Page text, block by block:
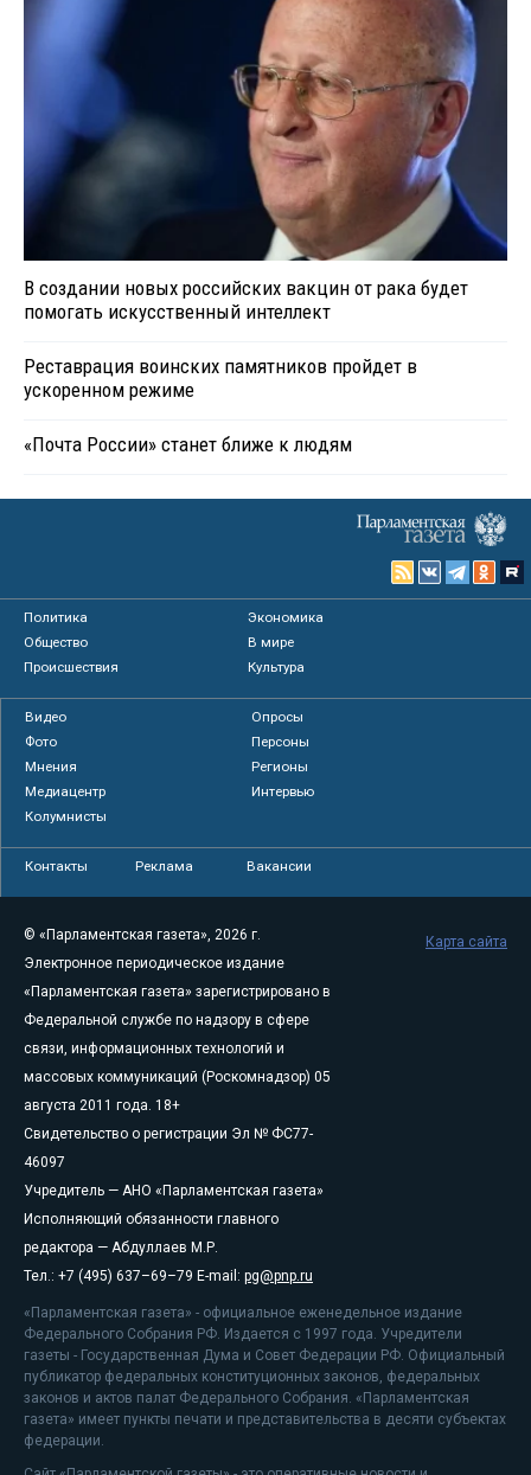
В создании новых российских вакцин от рака будет
помогать искусственный интеллект
Реставрация воинских памятников пройдет в
ускоренном режиме
«Почта России» станет ближе к людям
Политика
Экономика
Общество
В мире
Происшествия
Культура
Видео
Опросы
Фото
Персоны
Мнения
Регионы
Медиацентр
Интервью
Колумнисты
Контакты Реклама Вакансии
© «Парламентская газета», 2026 г.
Электронное периодическое издание
«Парламентская газета» зарегистрировано в
Федеральной службе по надзору в сфере
связи, информационных технологий и
массовых коммуникаций (Роскомнадзор) 05
августа 2011 года. 18+
Свидетельство о регистрации Эл № ФС77-
46097
Учредитель — АНО «Парламентская газета»
Исполняющий обязанности главного
редактора — Абдуллаев М.Р.
Тел.: +7 (495) 637–69–79 E-mail: pg@pnp.ru
«Парламентская газета» - официальное еженедельное издание
Федерального Собрания РФ. Издается с 1997 года. Учредители
газеты - Государственная Дума и Совет Федерации РФ. Официальный
публикатор федеральных конституционных законов, федеральных
законов и актов палат Федерального Собрания. «Парламентская
газета» имеет пункты печати и представительства в десяти субъектах
федерации.
Карта сайта